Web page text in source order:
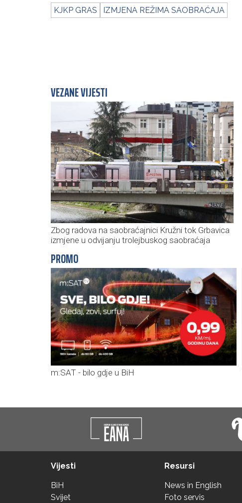
KJKP GRAS IZMJENA REŽIMA SAOBRAĆAJA
VEZANE VIJESTI
Zbog radova na saobraćajnici Kružni tok Grbavica
izmjene u odvijanju trolejbuskog saobraćaja
PROMO
m:SAT - bilo gdje u BiH
Vijesti
BiH
Svijet
Resursi
News in English
Foto servis